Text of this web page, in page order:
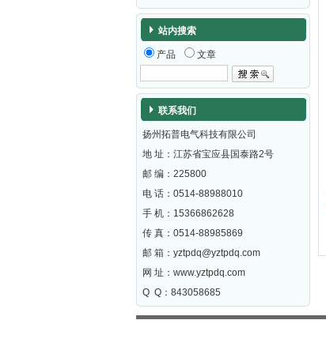
站内搜索
产品 文章
联系我们
扬州拓普电气科技有限公司
地 址：江苏省宝应县国泰路2号
邮 编： 225800
电 话：0514-88988010
手 机：15366862628
传 真：0514-88985869
邮 箱： yztpdq@yztpdq.com
网 址： www.yztpdq.com
Q Q：843058685